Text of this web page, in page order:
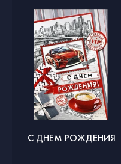
С ДНЕМ РОЖДЕНИЯ